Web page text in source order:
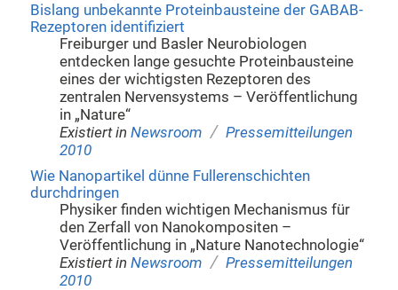
Bislang unbekannte Proteinbausteine der GABAB-
Rezeptoren identifiziert
Freiburger und Basler Neurobiologen
entdecken lange gesuchte Proteinbausteine
eines der wichtigsten Rezeptoren des
zentralen Nervensystems – Veröffentlichung
in „Nature“
Existiert in Newsroom / Pressemitteilungen
2010
Wie Nanopartikel dünne Fullerenschichten
durchdringen
Physiker finden wichtigen Mechanismus für
den Zerfall von Nanokompositen –
Veröffentlichung in „Nature Nanotechnologie“
Existiert in Newsroom / Pressemitteilungen
2010